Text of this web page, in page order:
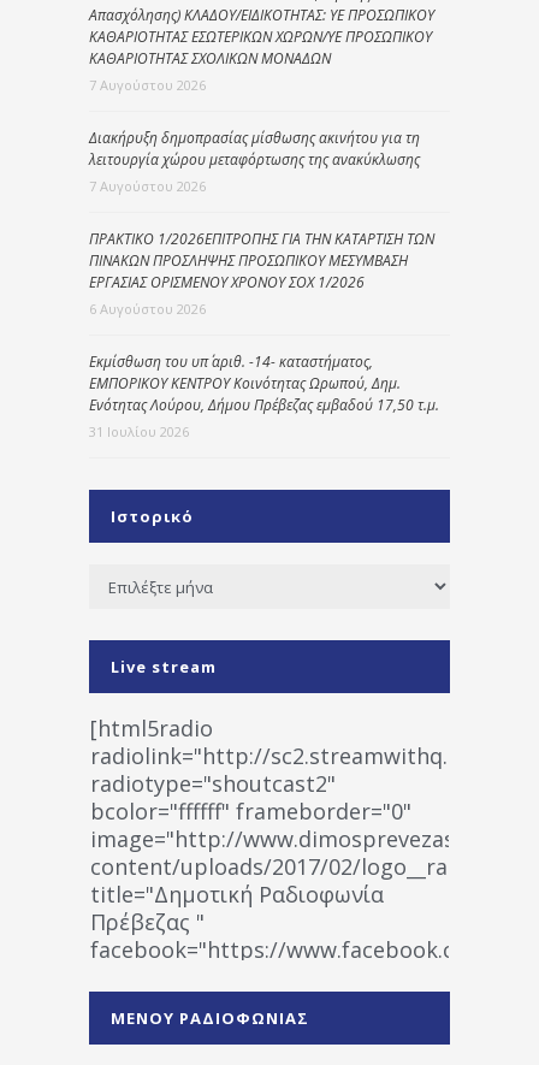
Απασχόλησης) ΚΛΑΔΟΥ/ΕΙΔΙΚΟΤΗΤΑΣ: ΥΕ ΠΡΟΣΩΠΙΚΟΥ
ΚΑΘΑΡΙΟΤΗΤΑΣ ΕΣΩΤΕΡΙΚΩΝ ΧΩΡΩΝ/ΥΕ ΠΡΟΣΩΠΙΚΟΥ
ΚΑΘΑΡΙΟΤΗΤΑΣ ΣΧΟΛΙΚΩΝ ΜΟΝΑΔΩΝ
7 Αυγούστου 2026
Διακήρυξη δημοπρασίας μίσθωσης ακινήτου για τη
λειτουργία χώρου μεταφόρτωσης της ανακύκλωσης
7 Αυγούστου 2026
ΠΡΑΚΤΙΚΟ 1/2026ΕΠΙΤΡΟΠΗΣ ΓΙΑ ΤΗΝ ΚΑΤΑΡΤΙΣΗ ΤΩΝ
ΠΙΝΑΚΩΝ ΠΡΟΣΛΗΨΗΣ ΠΡΟΣΩΠΙΚΟΥ ΜΕΣΥΜΒΑΣΗ
ΕΡΓΑΣΙΑΣ ΟΡΙΣΜΕΝΟΥ ΧΡΟΝΟΥ ΣΟΧ 1/2026
6 Αυγούστου 2026
Εκμίσθωση του υπ΄ αριθ. -14- καταστήματος,
ΕΜΠΟΡΙΚΟΥ ΚΕΝΤΡΟΥ Κοινότητας Ωρωπού, Δημ.
Ενότητας Λούρου, Δήμου Πρέβεζας εμβαδού 17,50 τ.μ.
31 Ιουλίου 2026
Ιστορικό
Ιστορικό
Live stream
[html5radio
radiolink="http://
radiotype="shoutcast2"
bcolor="ffffff" frameborder="0"
image="http://www.dimosprevezas.gr/wp-
content/uploads/2017/02/
title="Δημοτική Ραδιοφωνία
Πρέβεζας "
facebook="https://www.facebook.com/
1531194763766854/" artist="" ]
ΜΕΝΟΥ ΡΑΔΙΟΦΩΝΙΑΣ